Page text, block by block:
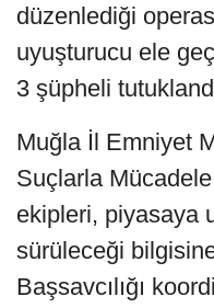
düzenlediği
uyuşturucu ele
3 şüpheli
Muğla İl Emniyet
Suçlarla
ekipleri, piyasaya
sürüleceği
Başsavcılığı